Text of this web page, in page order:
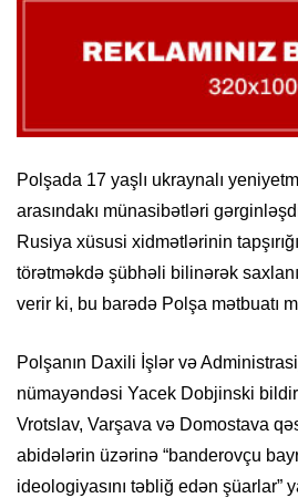
Polşada 17 yaşlı ukraynalı
arasındakı münasibətləri
Rusiya xüsusi xidmətlərinin
törətməkdə şübhəli bilinərək
verir ki, bu barədə Polşa mətbuatı
Polşanın Daxili İşlər və
nümayəndəsi Yacek Dobjinski
Vrotslav, Varşava və Domostava
abidələrin üzərinə “banderovçu
ideologiyasını təbliğ edən şüarlar”